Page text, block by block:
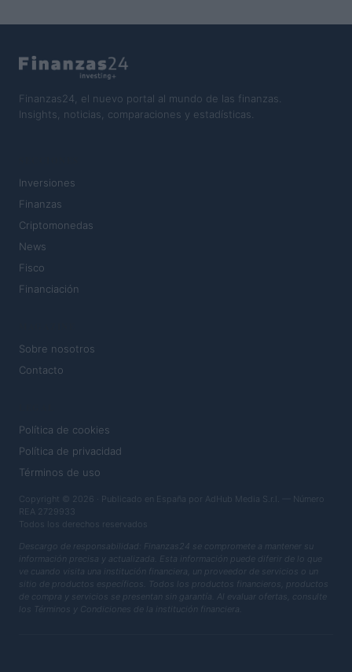
Finanzas24, el nuevo portal al mundo de las finanzas.
Insights, noticias, comparaciones y estadísticas.
Inversiones
Finanzas
Criptomonedas
News
Fisco
Financiación
Sobre nosotros
Contacto
Política de cookies
Política de privacidad
Términos de uso
Copyright © 2026 · Publicado en España por AdHub Media S.r.l. — Número
REA 2729933
Todos los derechos reservados
Descargo de responsabilidad: Finanzas24 se compromete a mantener su
información precisa y actualizada. Esta información puede diferir de lo que
ve cuando visita una institución financiera, un proveedor de servicios o un
sitio de productos específicos. Todos los productos financieros, productos
de compra y servicios se presentan sin garantía. Al evaluar ofertas, consulte
los Términos y Condiciones de la institución financiera.